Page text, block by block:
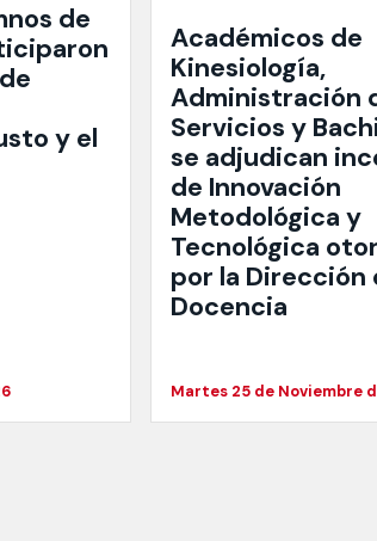
de
y el
Académicos de
Kinesiología,
Administración
Servicios y
se adjudican
de Innovación
Metodológica y
Tecnológica
por la Dirección
Docencia
Martes 25 de Noviembre